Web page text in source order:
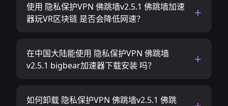
使用 隐私保护VPN 佛跳墙v2.5.1 佛跳墙加速
器玩VR区块链 是否会降低网速？
在中国大陆能使用 隐私保护VPN 佛跳墙
v2.5.1 bigbear加速器下载安装 吗？
如何卸载 隐私保护VPN 佛跳墙v2.5.1 佛跳